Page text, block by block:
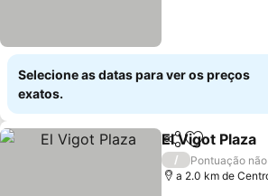
Selecione as datas para ver os preços
exatos.
PartilharAdicionar
El Vigot Plaza
/
Pontuação
a 2.0 km de